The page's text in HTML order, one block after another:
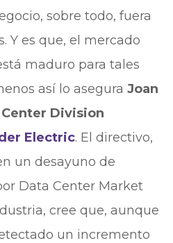
sobre todo, fuera
Y es que, el mercado
maduro para tales
así lo asegura Joan
Division
Electric. El directivo,
un desayuno de
Data Center Market
cree que, aunque
un incremento